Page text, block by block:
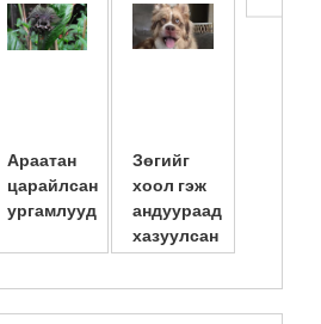
Араатан
царайлсан
ургамлууд
Зөгийг
хоол гэж
андуураад
хазуулсан
нь
...